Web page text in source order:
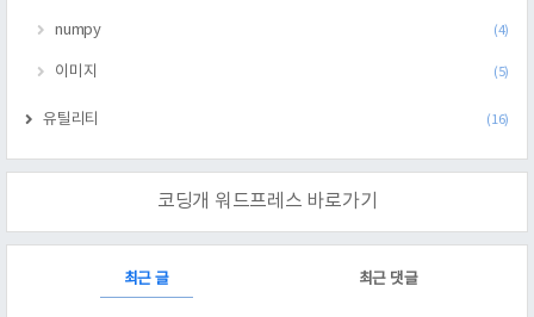
numpy (4)
이미지 (5)
유틸리티 (16)
코딩개 워드프레스 바로가기
최근 글 최근 댓글